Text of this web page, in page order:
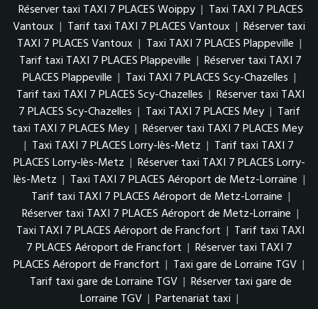
Réserver taxi TAXI 7 PLACES Woippy | Taxi TAXI 7 PLACES
Vantoux | Tarif taxi TAXI 7 PLACES Vantoux | Réserver taxi
TAXI 7 PLACES Vantoux | Taxi TAXI 7 PLACES Plappeville |
Tarif taxi TAXI 7 PLACES Plappeville | Réserver taxi TAXI 7
PLACES Plappeville | Taxi TAXI 7 PLACES Scy-Chazelles |
Tarif taxi TAXI 7 PLACES Scy-Chazelles | Réserver taxi TAXI
7 PLACES Scy-Chazelles | Taxi TAXI 7 PLACES Mey | Tarif
taxi TAXI 7 PLACES Mey | Réserver taxi TAXI 7 PLACES Mey
| Taxi TAXI 7 PLACES Lorry-lès-Metz | Tarif taxi TAXI 7
PLACES Lorry-lès-Metz | Réserver taxi TAXI 7 PLACES Lorry-
lès-Metz | Taxi TAXI 7 PLACES Aéroport de Metz-Lorraine |
Tarif taxi TAXI 7 PLACES Aéroport de Metz-Lorraine |
Réserver taxi TAXI 7 PLACES Aéroport de Metz-Lorraine |
Taxi TAXI 7 PLACES Aéroport de Francfort | Tarif taxi TAXI
7 PLACES Aéroport de Francfort | Réserver taxi TAXI 7
PLACES Aéroport de Francfort | Taxi gare de Lorraine TGV |
Tarif taxi gare de Lorraine TGV | Réserver taxi gare de
Lorraine TGV | Partenariat taxi |